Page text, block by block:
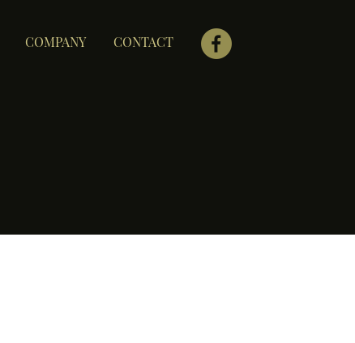
COMPANY CONTACT